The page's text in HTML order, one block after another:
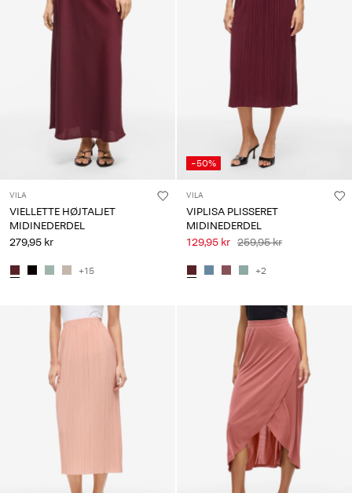
VILA
VIELLETTE HØJTALJET
MIDINEDERDEL
279,95 kr
+15
-50%
VILA
VIPLISA PLISSERET
MIDINEDERDEL
129,95 kr 259,95 kr
+2